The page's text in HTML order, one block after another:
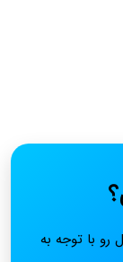
رو با توجه به